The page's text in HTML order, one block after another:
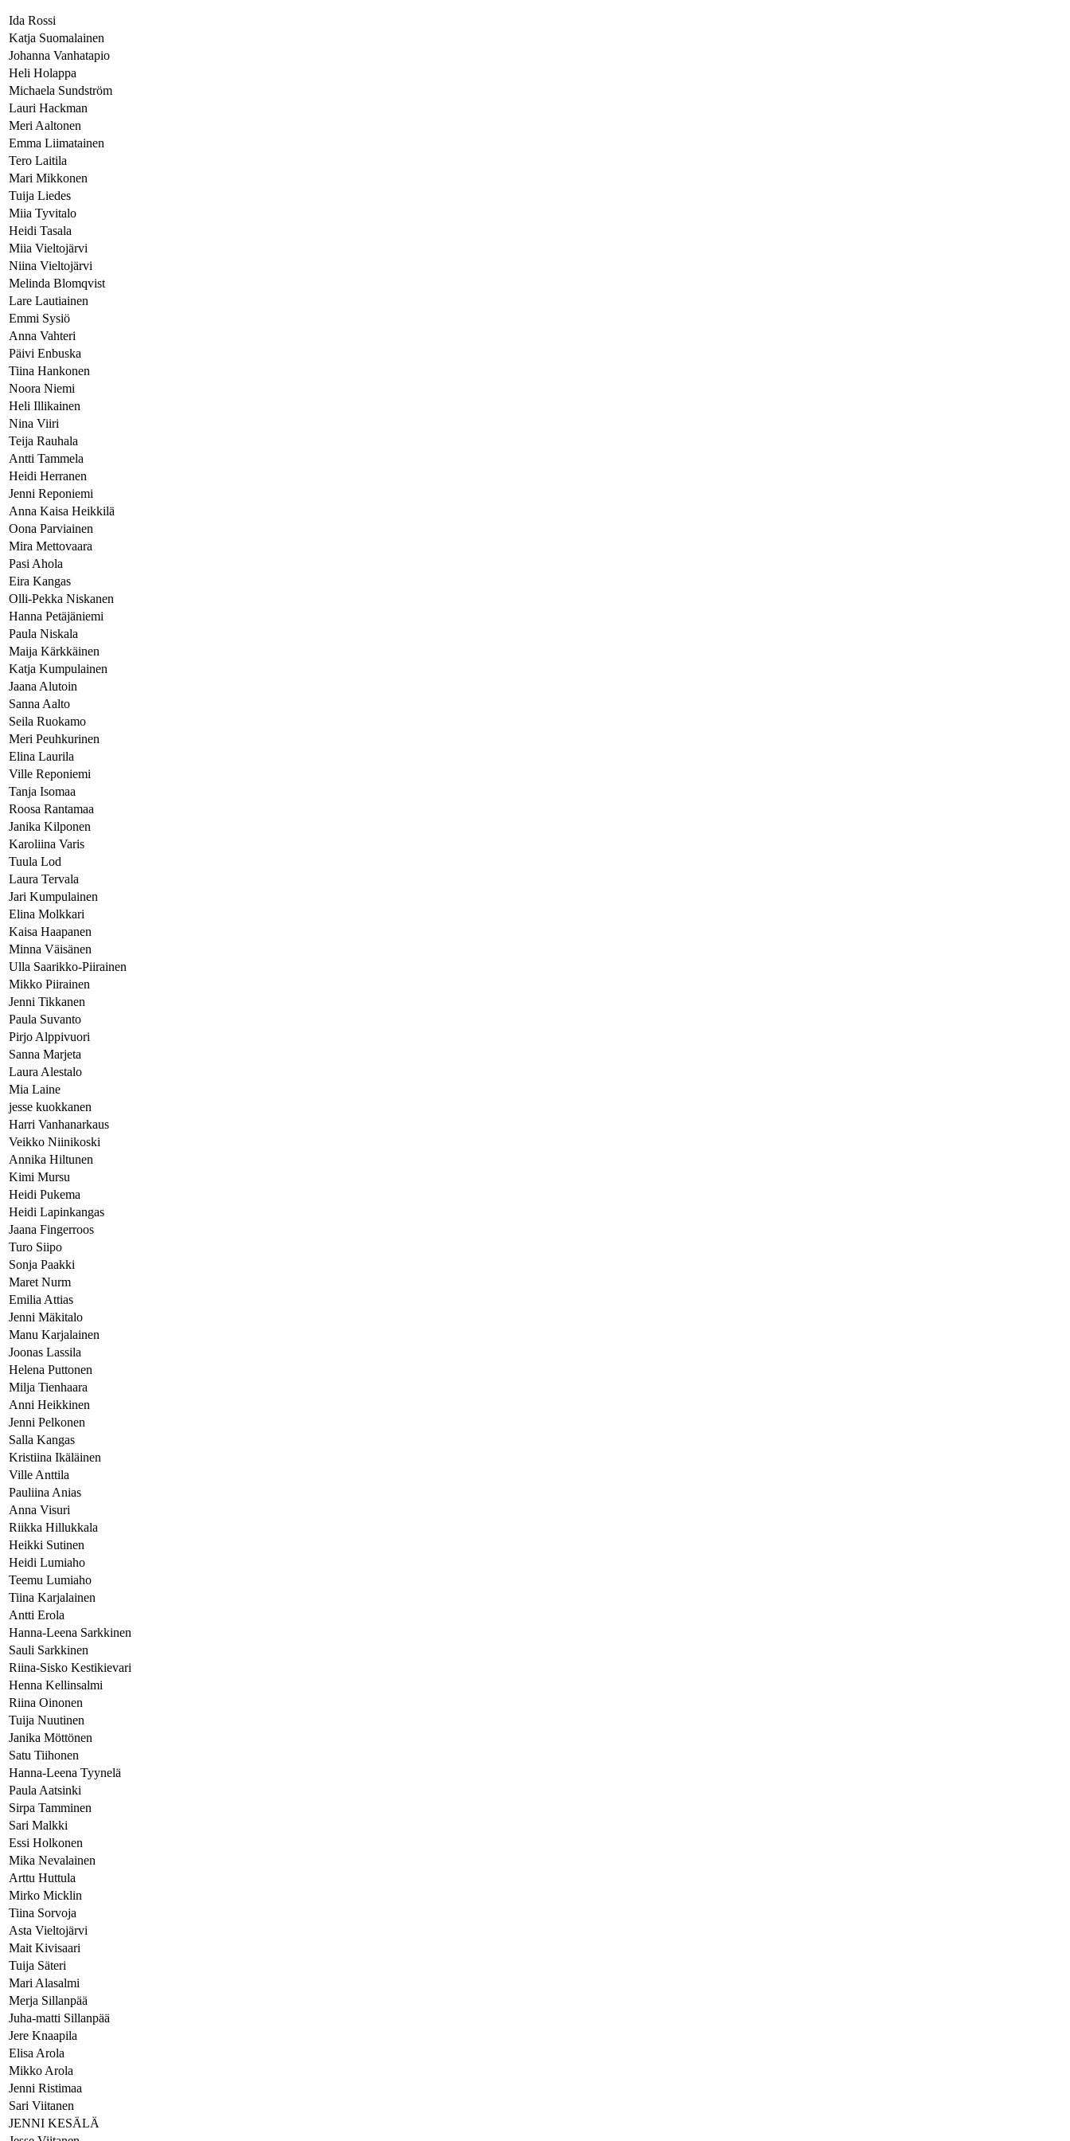
Ida Rossi
Katja Suomalainen
Johanna Vanhatapio
Heli Holappa
Michaela Sundström
Lauri Hackman
Meri Aaltonen
Emma Liimatainen
Tero Laitila
Mari Mikkonen
Tuija Liedes
Miia Tyvitalo
Heidi Tasala
Miia Vieltojärvi
Niina Vieltojärvi
Melinda Blomqvist
Lare Lautiainen
Emmi Sysiö
Anna Vahteri
Päivi Enbuska
Tiina Hankonen
Noora Niemi
Heli Illikainen
Nina Viiri
Teija Rauhala
Antti Tammela
Heidi Herranen
Jenni Reponiemi
Anna Kaisa Heikkilä
Oona Parviainen
Mira Mettovaara
Pasi Ahola
Eira Kangas
Olli-Pekka Niskanen
Hanna Petäjäniemi
Paula Niskala
Maija Kärkkäinen
Katja Kumpulainen
Jaana Alutoin
Sanna Aalto
Seila Ruokamo
Meri Peuhkurinen
Elina Laurila
Ville Reponiemi
Tanja Isomaa
Roosa Rantamaa
Janika Kilponen
Karoliina Varis
Tuula Lod
Laura Tervala
Jari Kumpulainen
Elina Molkkari
Kaisa Haapanen
Minna Väisänen
Ulla Saarikko-Piirainen
Mikko Piirainen
Jenni Tikkanen
Paula Suvanto
Pirjo Alppivuori
Sanna Marjeta
Laura Alestalo
Mia Laine
jesse kuokkanen
Harri Vanhanarkaus
Veikko Niinikoski
Annika Hiltunen
Kimi Mursu
Heidi Pukema
Heidi Lapinkangas
Jaana Fingerroos
Turo Siipo
Sonja Paakki
Maret Nurm
Emilia Attias
Jenni Mäkitalo
Manu Karjalainen
Joonas Lassila
Helena Puttonen
Milja Tienhaara
Anni Heikkinen
Jenni Pelkonen
Salla Kangas
Kristiina Ikäläinen
Ville Anttila
Pauliina Anias
Anna Visuri
Riikka Hillukkala
Heikki Sutinen
Heidi Lumiaho
Teemu Lumiaho
Tiina Karjalainen
Antti Erola
Hanna-Leena Sarkkinen
Sauli Sarkkinen
Riina-Sisko Kestikievari
Henna Kellinsalmi
Riina Oinonen
Tuija Nuutinen
Janika Möttönen
Satu Tiihonen
Hanna-Leena Tyynelä
Paula Aatsinki
Sirpa Tamminen
Sari Malkki
Essi Holkonen
Mika Nevalainen
Arttu Huttula
Mirko Micklin
Tiina Sorvoja
Asta Vieltojärvi
Mait Kivisaari
Tuija Säteri
Mari Alasalmi
Merja Sillanpää
Juha-matti Sillanpää
Jere Knaapila
Elisa Arola
Mikko Arola
Jenni Ristimaa
Sari Viitanen
JENNI KESÄLÄ